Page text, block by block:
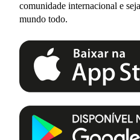
comunidade internacional e
mundo todo.